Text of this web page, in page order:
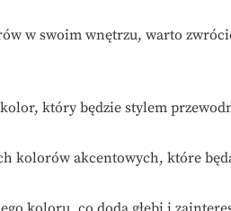
w swoim wnętrzu, warto
który będzie stylem
kolorów akcentowych, które